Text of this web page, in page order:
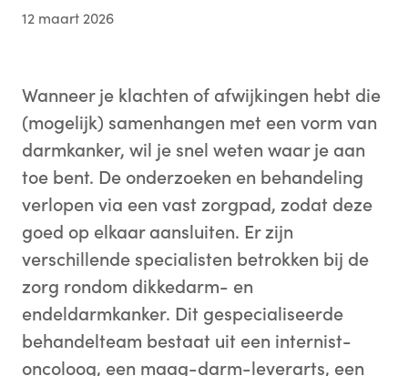
12 maart 2026
Wanneer je klachten of afwijkingen hebt die
(mogelijk) samenhangen met een vorm van
darmkanker, wil je snel weten waar je aan
toe bent. De onderzoeken en behandeling
verlopen via een vast zorgpad, zodat deze
goed op elkaar aansluiten. Er zijn
verschillende specialisten betrokken bij de
zorg rondom dikkedarm- en
endeldarmkanker. Dit gespecialiseerde
behandelteam bestaat uit een internist-
oncoloog, een maag-darm-leverarts, een